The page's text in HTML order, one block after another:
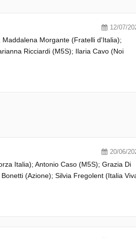
12/07/
Morgante (Fratelli d'Italia);
Ricciardi (M5S); Ilaria Cavo (Noi
20/06/
Italia); Antonio Caso (M5S); Grazia Di
(Azione); Silvia Fregolent (Italia